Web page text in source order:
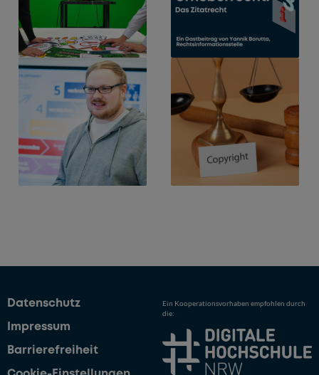
Datenschutz
Impressum
Barrierefreiheit
Ein Kooperationsvorhaben empfohlen durch
die: